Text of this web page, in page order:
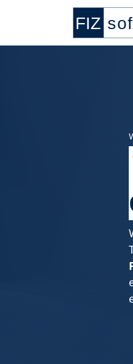
Springe zur
Springe zum
Springe zu den
Springe zum